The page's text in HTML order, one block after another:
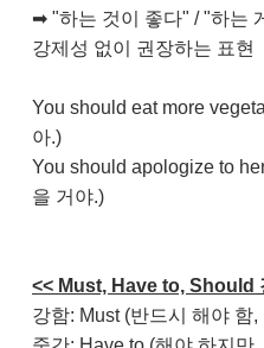
➡ "하는 것이 좋다" / "하는
강제성 없이 권장하는 표현
You should eat more
아.)
You should apologize to
을 거야.)
<< Must, Have to, Should
강함: Must (반드시 해야 함,